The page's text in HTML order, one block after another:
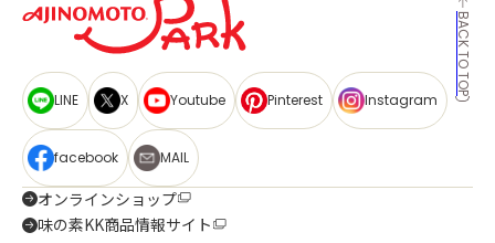
BACK TO TOP
LINE X Youtube Pinterest Instagram
facebook MAIL
オンラインショップ
味の素KK商品情報サイト